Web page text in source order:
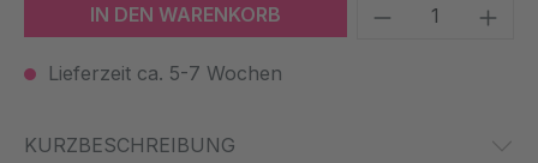
IN DEN WARENKORB Produkt
Lieferzeit ca. 5-7 Wochen
KURZBESCHREIBUNG